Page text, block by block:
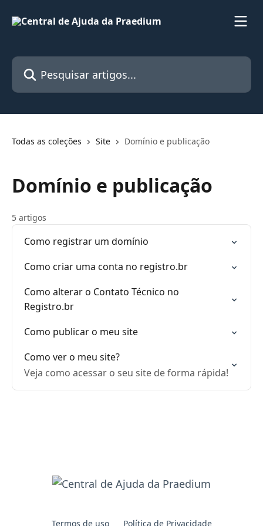
Pesquisar artigos...
Todas as coleções Site Domínio e publicação
Domínio e publicação
5 artigos
Como registrar um domínio
Como criar uma conta no registro.br
Como alterar o Contato Técnico no
Registro.br
Como publicar o meu site
Como ver o meu site?
Veja como acessar o seu site de forma rápida!
Termos de uso Política de Privacidade